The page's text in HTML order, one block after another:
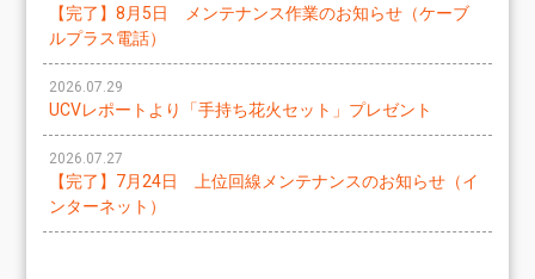
【完了】8月5日 メンテナンス作業のお知らせ（ケーブ
ルプラス電話）
2026.07.29
UCVレポートより「手持ち花火セット」プレゼント
2026.07.27
【完了】7月24日 上位回線メンテナンスのお知らせ（イ
ンターネット）